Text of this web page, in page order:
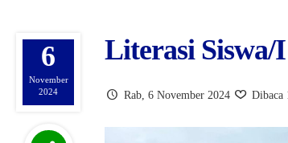
6
November
2024
Literasi Siswa/
Rab, 6 November 2024 Dibaca